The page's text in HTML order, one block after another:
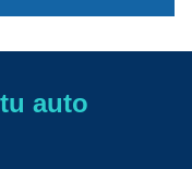
tu auto